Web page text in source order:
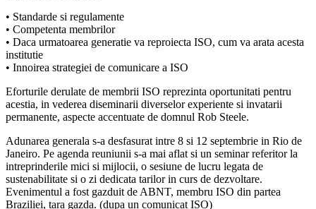
• Standarde si regulamente
• Competenta membrilor
• Daca urmatoarea generatie va reproiecta ISO, cum va arata acesta
institutie
• Innoirea strategiei de comunicare a ISO
Eforturile derulate de membrii ISO reprezinta oportunitati pentru
acestia, in vederea diseminarii diverselor experiente si invatarii
permanente, aspecte accentuate de domnul Rob Steele.
Adunarea generala s-a desfasurat intre 8 si 12 septembrie in Rio de
Janeiro. Pe agenda reuniunii s-a mai aflat si un seminar referitor la
intreprinderile mici si mijlocii, o sesiune de lucru legata de
sustenabilitate si o zi dedicata tarilor in curs de dezvoltare.
Evenimentul a fost gazduit de ABNT, membru ISO din partea
Braziliei, tara gazda. (dupa un comunicat ISO)